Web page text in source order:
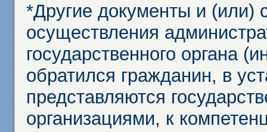
*Другие документы и (или)
осуществления
государственного органа
обратился гражданин, в
представляются
организациями, к